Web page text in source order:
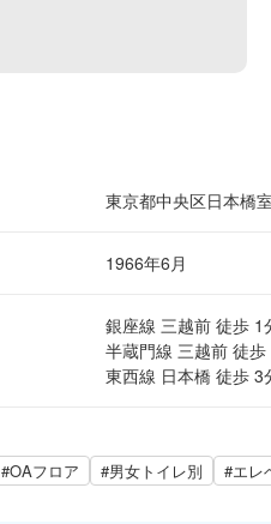
東京都中央区日本橋
1966年6月
銀座線 三越前 徒歩 1
半蔵門線 三越前 徒歩
東西線 日本橋 徒歩 3
#OAフロア #男女トイレ別 #エレ